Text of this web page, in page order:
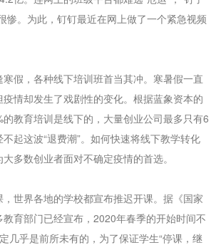
惨。为此，钉钉最近在网上做了一个紧急视频
假，各种线下培训班首当其冲。寒暑假一直
情却发生了戏剧性的变化。根据蓝象资本的
教育培训是线下的，大量创业公司最多只有6
起这波“退费潮”。如何快速将线下教学转化
多数创业者面对不确定疫情的首选。
世界各地的学校都宣布推迟开课。据《国家
育部门已经宣布，2020年春季的开始时间不
几乎是前所未有的，为了保证学生“停课，继